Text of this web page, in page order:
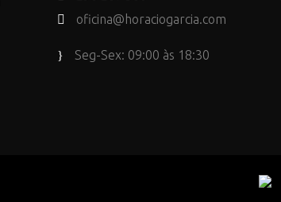
oficina@horaciogarcia.com
Seg-Sex: 09:00 às 18:30